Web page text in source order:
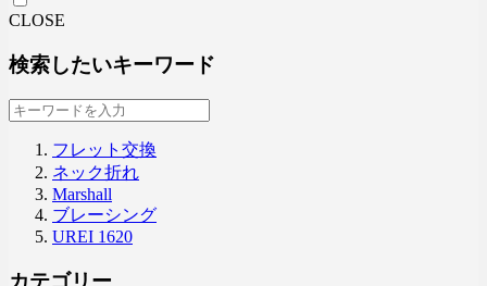
CLOSE
検索したいキーワード
フレット交換
ネック折れ
Marshall
ブレーシング
UREI 1620
カテゴリー